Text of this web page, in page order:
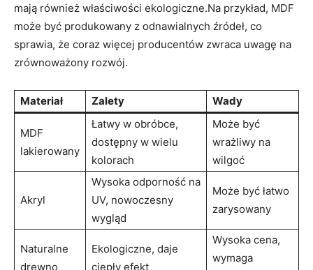
⁢mają również właściwości ekologiczne.Na przykład, MDF
może być⁣ produkowany z odnawialnych ⁤źródeł, co
sprawia, że coraz więcej producentów zwraca uwagę‍ na
zrównoważony rozwój.
Materiał Zalety Wady
MDF
lakierowany
Łatwy w obróbce,
dostępny w wielu
kolorach
Może być
wrażliwy‍ na
wilgoć
Akryl
Wysoka⁤ odporność na
UV, nowoczesny
⁣wygląd
Może​ być łatwo
zarysowany
Naturalne
drewno
Ekologiczne, daje
ciepły ‌efekt
Wysoka cena,
⁢wymaga